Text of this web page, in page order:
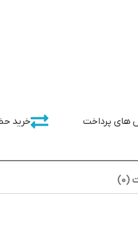
های پرداخت خرید
(0)